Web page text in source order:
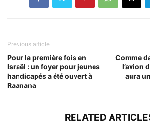
Previous article
Pour la première fois en
Israël : un foyer pour jeunes
handicapés a été ouvert à
Raanana
Comme
l’avion
aura
RELATED